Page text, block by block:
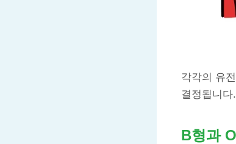
각각의 유
결정됩니다.
B형과